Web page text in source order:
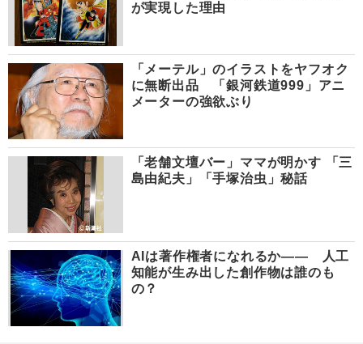
が実現した理由
「メーテル」のイラストをヤフオク
に無断出品 「銀河鉄道999」アニ
メーターの強欲ぶり
「老舗文壇バー」ママが明かす 「三
島由紀夫」「手塚治虫」秘話
AIは著作権者になれるか―― 人工
知能が生み出した創作物は誰のも
の？